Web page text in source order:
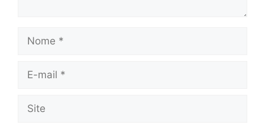
Nome
Site